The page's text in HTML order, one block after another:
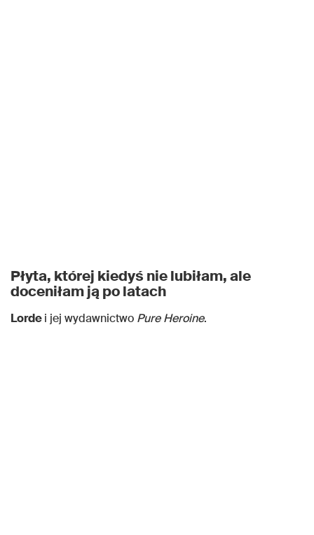
Płyta, której kiedyś nie lubiłam, ale
doceniłam ją po latach
Lordei jej wydawnictwo Pure Heroine.